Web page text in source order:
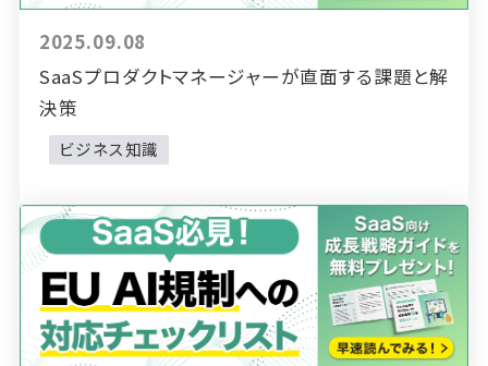
2025.09.08
SaaSプロダクトマネージャーが直面する課題と解
決策
ビジネス知識